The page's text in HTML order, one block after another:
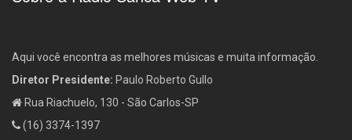
Aqui você encontra as melhores músicas e muita informação.
Diretor Presidente: Paulo Roberto Gullo
Rua Riachuelo, 130 - São Carlos-SP
(16) 3374-1397